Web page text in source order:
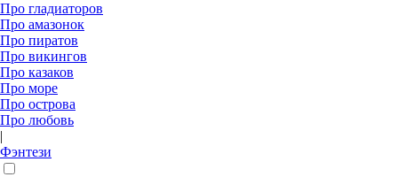
Про гладиаторов
Про амазонок
Про пиратов
Про викингов
Про казаков
Про море
Про острова
Про любовь
|
Фэнтези